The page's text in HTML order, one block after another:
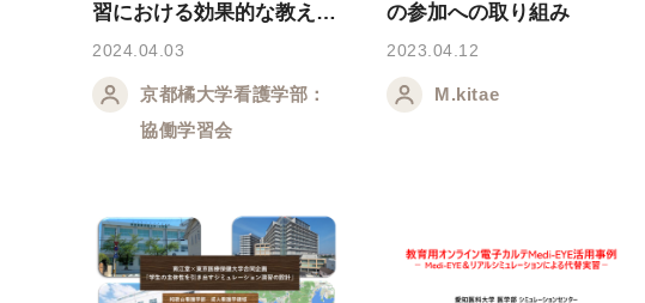
習における効果的な教え方
とかかわり方」（講義用ス
ライド）
2024.04.03
京都橘大学看護学部：
協働学習会
の参加への取り組み
2023.04.12
M.kitae